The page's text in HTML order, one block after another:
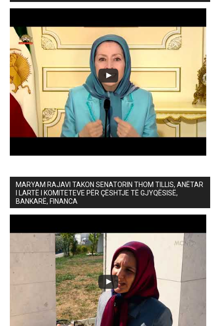
MARYAM RAJAVI TAKON SENATORIN THOM TILLIS, ANËTAR
I LARTË I KOMITETEVE PËR ÇËSHTJE TË GJYQËSISË,
BANKARË, FINANCA